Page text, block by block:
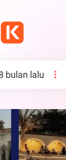
bulan lalu